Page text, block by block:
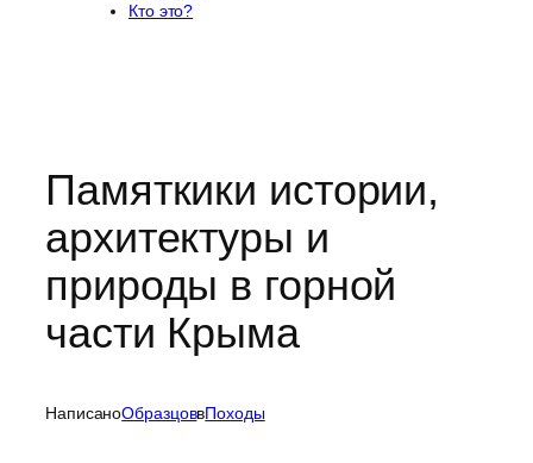
Кто это?
Памяткики истории,
архитектуры и
природы в горной
части Крыма
НаписаноОбразцоввПоходы